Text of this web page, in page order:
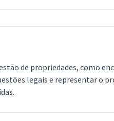
de propriedades, como
legais e representar o